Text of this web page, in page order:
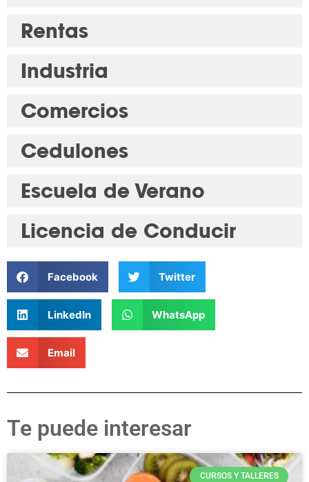
Rentas
Industria
Comercios
Cedulones
Escuela de Verano
Licencia de Conducir
Facebook Twitter
LinkedIn WhatsApp
Email
Te puede interesar
CURSOS Y TALLERES